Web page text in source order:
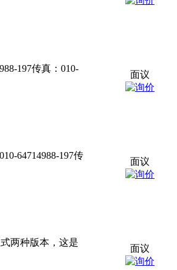
197传真：010-
面议
64714988-197传
面议
两种版本，这是
面议